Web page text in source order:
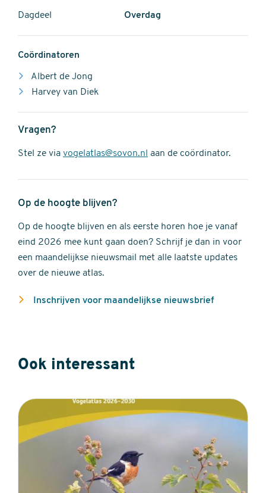
Dagdeel Overdag
Coördinatoren
Albert de Jong
Harvey van Diek
Vragen?
Stel ze via vogelatlas@sovon.nl aan de coördinator.
Op de hoogte blijven?
Op de hoogte blijven en als eerste horen hoe je vanaf
eind 2026 mee kunt gaan doen? Schrijf je dan in voor
een maandelijkse nieuwsmail met alle laatste updates
over de nieuwe atlas.
Inschrijven voor maandelijkse nieuwsbrief
Ook interessant